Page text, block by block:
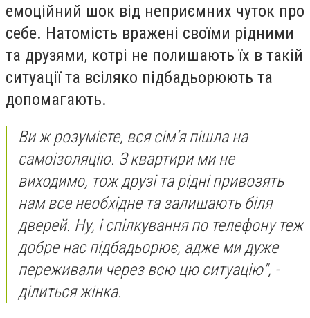
емоційний шок від неприємних чуток про
себе. Натомість вражені своїми рідними
та друзями, котрі не полишають їх в такій
ситуації та всіляко підбадьорюють та
допомагають.
Ви ж розумієте, вся сім’я пішла на
самоізоляцію. З квартири ми не
виходимо, тож друзі та рідні привозять
нам все необхідне та залишають біля
дверей. Ну, і спілкування по телефону теж
добре нас підбадьорює, адже ми дуже
переживали через всю цю ситуацію", -
ділиться жінка.